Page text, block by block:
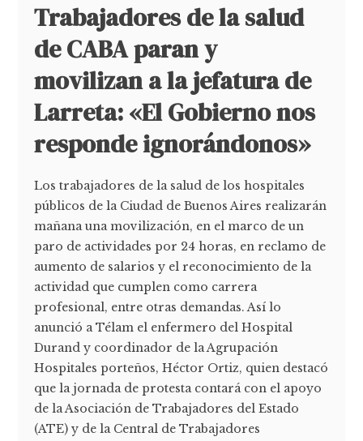
Trabajadores de la salud
de CABA paran y
movilizan a la jefatura de
Larreta: «El Gobierno nos
responde ignorándonos»
Los trabajadores de la salud de los hospitales
públicos de la Ciudad de Buenos Aires realizarán
mañana una movilización, en el marco de un
paro de actividades por 24 horas, en reclamo de
aumento de salarios y el reconocimiento de la
actividad que cumplen como carrera
profesional, entre otras demandas. Así lo
anunció a Télam el enfermero del Hospital
Durand y coordinador de la Agrupación
Hospitales porteños, Héctor Ortiz, quien destacó
que la jornada de protesta contará con el apoyo
de la Asociación de Trabajadores del Estado
(ATE) y de la Central de Trabajadores